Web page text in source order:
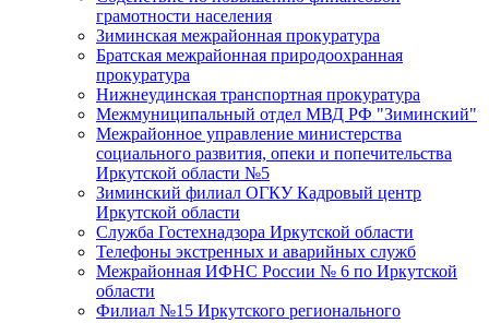
грамотности населения
Зиминская межрайонная прокуратура
Братская межрайонная природоохранная
прокуратура
Нижнеудинская транспортная прокуратура
Межмуниципальный отдел МВД РФ "Зиминский"
Межрайонное управление министерства
социального развития, опеки и попечительства
Иркутской области №5
Зиминский филиал ОГКУ Кадровый центр
Иркутской области
Служба Гостехнадзора Иркутской области
Телефоны экстренных и аварийных служб
Межрайонная ИФНС России № 6 по Иркутской
области
Филиал №15 Иркутского регионального